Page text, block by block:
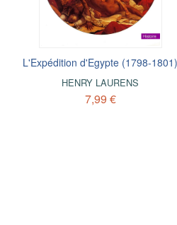
L'Expédition d'Egypte (1798-1801)
HENRY LAURENS
7,99 €